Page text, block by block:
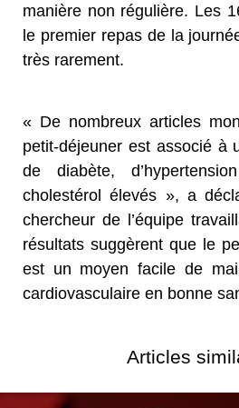
manière non régulière. Les
le premier repas de la
très rarement.
« De nombreux articles
petit-déjeuner est associé à
de diabète,
cholestérol élevés », a
chercheur de l’équipe
résultats suggèrent que le
est un moyen facile de
cardiovasculaire en bonne
Articles